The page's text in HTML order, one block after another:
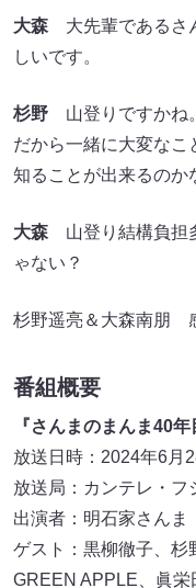
大森 大先輩であるさ
しいです。
杉野 山登りですかね
だから一緒に大変なこ
知ることが出来るのか
大森 山登り結構負担
ゃない？
杉野遥亮＆大森南朋
番組概要
『さんまのまんま40
放送日時：2024年6月
放送局：カンテレ・フ
出演者：明石家さんま
ゲスト：黒柳徹子、杉
GREEN APPLE、眞栄